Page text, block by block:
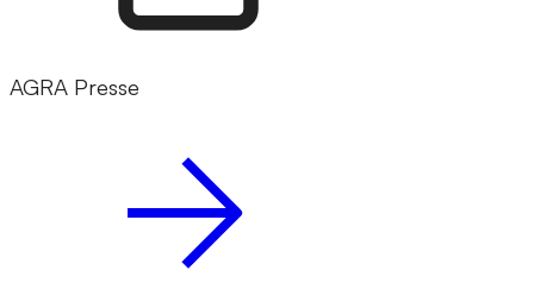
AGRA Presse